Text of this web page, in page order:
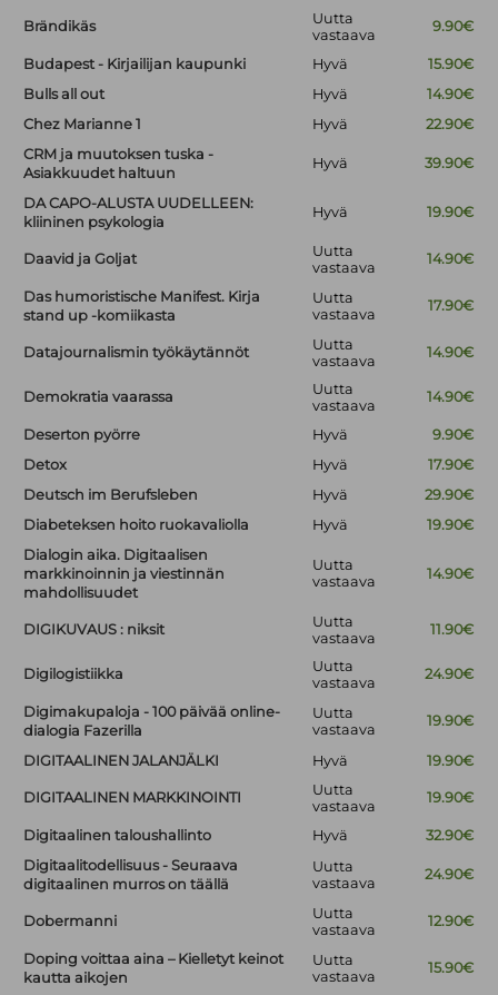
Brändikäs
Uutta
vastaava
9.90€
Budapest - Kirjailijan kaupunki Hyvä
15.90€
Bulls all out
Hyvä
14.90€
Chez Marianne 1
Hyvä
22.90€
CRM ja muutoksen tuska -
Asiakkuudet haltuun
Hyvä 39.90€
DA CAPO-ALUSTA UUDELLEEN:
kliininen psykologia
Hyvä 19.90€
Daavid ja Goljat
Uutta
vastaava
14.90€
Das humoristische Manifest. Kirja
stand up -komiikasta
Uutta
vastaava
17.90€
Datajournalismin työkäytännöt
Uutta
vastaava
14.90€
Demokratia vaarassa
Uutta
vastaava
14.90€
Deserton pyörre Hyvä
9.90€
Detox
Hyvä
17.90€
Deutsch im Berufsleben
Hyvä
29.90€
Diabeteksen hoito ruokavaliolla
Hyvä
19.90€
Dialogin aika. Digitaalisen
markkinoinnin ja viestinnän
mahdollisuudet
Uutta
vastaava
14.90€
DIGIKUVAUS : niksit
Uutta
vastaava
11.90€
Digilogistiikka
Uutta
vastaava
24.90€
Digimakupaloja - 100 päivää online-
dialogia Fazerilla
Uutta
vastaava
19.90€
DIGITAALINEN JALANJÄLKI Hyvä 19.90€
DIGITAALINEN MARKKINOINTI
Uutta
vastaava
19.90€
Digitaalinen taloushallinto Hyvä
32.90€
Digitaalitodellisuus - Seuraava
digitaalinen murros on täällä
Uutta
vastaava
24.90€
Dobermanni
Uutta
vastaava
12.90€
Doping voittaa aina – Kielletyt keinot
kautta aikojen
Uutta
vastaava
15.90€